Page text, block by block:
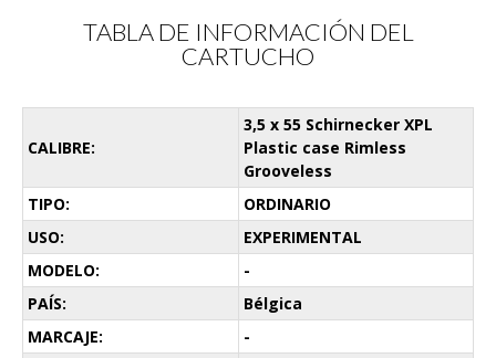
TABLA DE INFORMACIÓN DEL
CARTUCHO
CALIBRE:
3,5 x 55 Schirnecker XPL
Plastic case Rimless
Grooveless
TIPO:
ORDINARIO
USO:
EXPERIMENTAL
MODELO:
-
PAÍS:
Bélgica
MARCAJE:
-